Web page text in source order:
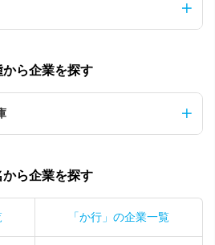
から企業を探す
から企業を探す
「か行」の企業一覧